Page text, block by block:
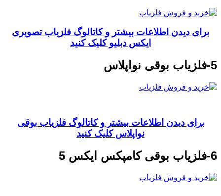
برای دیدن اطلاعات بیشتر و کاتالوگ فلزیاب تصویری
ایکس دبلیو کلیک کنید
5-فلزیاب بوقی نواپلاس
برای دیدن اطلاعات بیشتر و کاتالوگ فلزیاب بوقی
نواپلاس کلیک کنید
6-فلزیاب بوقی کامپکس ایکس 5